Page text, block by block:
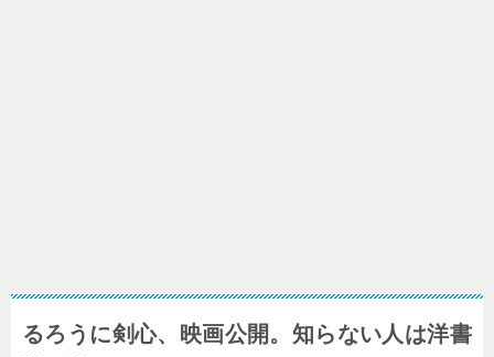
るろうに剣心、映画公開。知らない人は洋書